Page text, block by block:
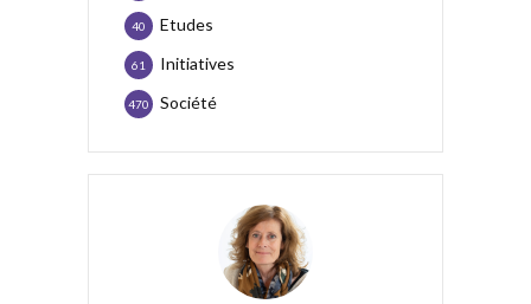
Etudes
40
Initiatives
61
Société
470